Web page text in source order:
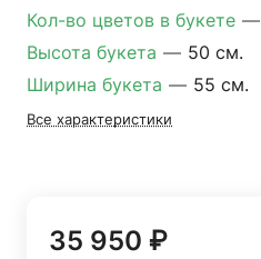
Кол-во цветов в букете —
Высота букета — 50 см.
Ширина букета — 55 см.
Все характеристики
35 950 ₽